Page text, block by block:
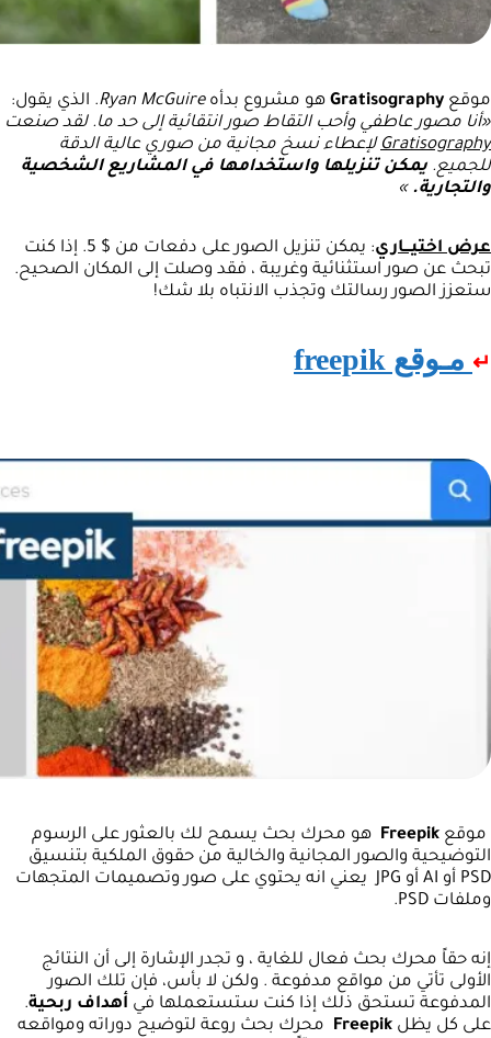
موقع Gratisography هو مشروع بدأهRyan McGuire. الذي يقول:
«أنا مصور عاطفي وأحب التقاط صور انتقائية إلى حد ما. لقد صنعت
Gratisographyلإعطاء نسخ مجانية من صوري عالية الدقة
للجميع. يمكن تنزيلها واستخدامها في المشاريع الشخصية
والتجارية. »
عرض اختيـــاري
: يمكن تنزيل الصور على دفعات من $ 5. إذا كنت
تبحث عن صور استثنائية وغريبة ، فقد وصلت إلى المكان الصحيح.
ستعزز الصور رسالتك وتجذب الانتباه بلا شك!
↵ مـوقع freepik
موقع Freepik هو محرك بحث يسمح لك بالعثور على الرسوم
التوضيحية والصور المجانية والخالية من حقوق الملكية بتنسيق
PSD أو AI أو JPG يعني انه يحتوي على صور وتصميمات المتجهات
وملفات PSD.
إنه حقاً محرك بحث فعال للغاية ، و تجدر الإشارة إلى أن النتائج
الأولى تأتي من مواقع مدفوعة . ولكن لا بأس، فإن تلك الصور
المدفوعة تستحق ذلك إذا كنت ستستعملها في أهداف ربحية.
على كل يظل Freepik محرك بحث روعة لتوضيح دوراته ومواقعه